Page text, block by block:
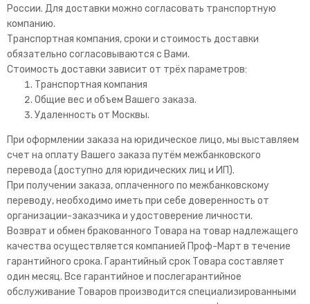
России. Для доставки можно согласовать транспортную
компанию.
Транспортная компания, сроки и стоимость доставки
обязательно согласовываются с Вами.
Стоимость доставки зависит от трёх параметров:
Транспортная компания
Общие вес и объем Вашего заказа.
Удаленность от Москвы.
При оформлении заказа на юридическое лицо, мы выставляем
счет на оплату Вашего заказа путём межбанковского
перевода (доступно для юридических лиц и ИП).
При получении заказа, оплаченного по межбанковскому
переводу, необходимо иметь при себе доверенность от
организации-заказчика и удостоверение личности.
Возврат и обмен бракованного Товара на товар надлежащего
качества осуществляется компанией Проф-Март в течение
гарантийного срока. Гарантийный срок Товара составляет
один месяц. Все гарантийное и послегарантийное
обслуживание Товаров производится специализированными